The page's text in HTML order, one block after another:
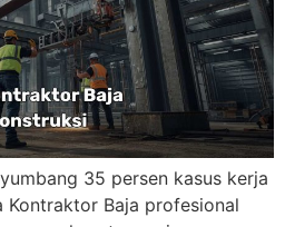
35 persen kasus kerja
Kontraktor Baja profesional